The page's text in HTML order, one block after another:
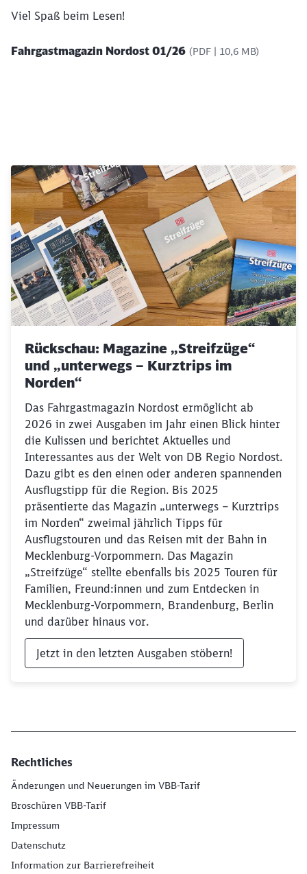
Viel Spaß beim Lesen!
Fahrgastmagazin Nordost 01/26 (PDF | 10,6 MB)
Rückschau: Magazine „Streifzüge“
und „unterwegs – Kurztrips im
Norden“
Das Fahrgastmagazin Nordost ermöglicht ab
2026 in zwei Ausgaben im Jahr einen Blick hinter
die Kulissen und berichtet Aktuelles und
Interessantes aus der Welt von DB Regio Nordost.
Dazu gibt es den einen oder anderen spannenden
Ausflugstipp für die Region. Bis 2025
präsentierte das Magazin „unterwegs – Kurztrips
im Norden“ zweimal jährlich Tipps für
Ausflugstouren und das Reisen mit der Bahn in
Mecklenburg-Vorpommern. Das Magazin
„Streifzüge“ stellte ebenfalls bis 2025 Touren für
Familien, Freund:innen und zum Entdecken in
Mecklenburg-Vorpommern, Brandenburg, Berlin
und darüber hinaus vor.
Jetzt in den letzten Ausgaben stöbern!
Rechtliches
Änderungen und Neuerungen im VBB-Tarif
Broschüren VBB-Tarif
Impressum
Datenschutz
Information zur Barrierefreiheit